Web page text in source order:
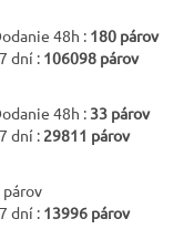
48h : 180 párov
dní : 106098 párov
48h : 33 párov
dní : 29811 párov
párov
dní : 13996 párov